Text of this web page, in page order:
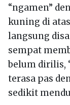
“ngamen”
kuning di
langsung
sempat
belum dirilis,
terasa pas
sedikit